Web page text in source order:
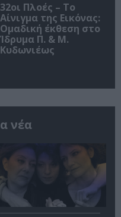
32οι Πλοές – Το
Αίνιγμα της Εικόνας:
Ομαδική έκθεση στο
Ίδρυμα Π. & Μ.
Κυδωνιέως
νέα